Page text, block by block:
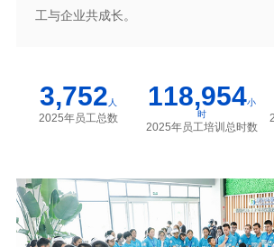
工与企业共成长。
3,752 人
2025年员工总数
118,954小
时
2025年员工培训总时数